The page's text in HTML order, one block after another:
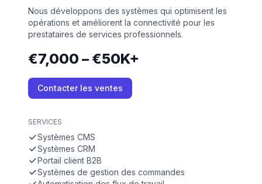
Nous développons des systèmes qui optimisent les
opérations et améliorent la connectivité pour les
prestataires de services professionnels.
€7,000 – €50K+
Contacter les ventes
SERVICES
Systèmes CMS
Systèmes CRM
Portail client B2B
Systèmes de gestion des commandes